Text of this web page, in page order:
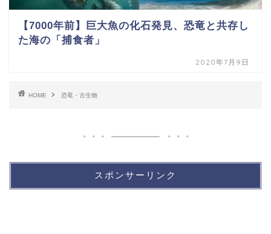
【7000年前】巨大魚の化石発見、恐竜と共存し
た海の「捕食者」
2020年7月9日
HOME 恐竜・古生物
スポンサーリンク